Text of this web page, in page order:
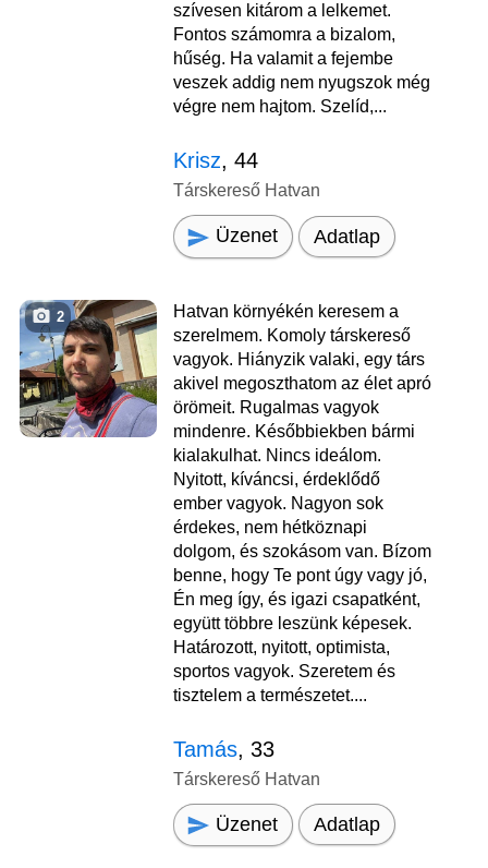
szívesen kitárom a lelkemet.
Fontos számomra a bizalom,
hűség. Ha valamit a fejembe
veszek addig nem nyugszok még
végre nem hajtom. Szelíd,...
Krisz, 44
Társkereső Hatvan
Üzenet Adatlap
2
Hatvan környékén keresem a
szerelmem. Komoly társkereső
vagyok. Hiányzik valaki, egy társ
akivel megoszthatom az élet apró
örömeit. Rugalmas vagyok
mindenre. Későbbiekben bármi
kialakulhat. Nincs ideálom.
Nyitott, kíváncsi, érdeklődő
ember vagyok. Nagyon sok
érdekes, nem hétköznapi
dolgom, és szokásom van. Bízom
benne, hogy Te pont úgy vagy jó,
Én meg így, és igazi csapatként,
együtt többre leszünk képesek.
Határozott, nyitott, optimista,
sportos vagyok. Szeretem és
tisztelem a természetet....
Tamás, 33
Társkereső Hatvan
Üzenet Adatlap